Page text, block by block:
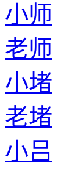
小师
老师
小堵
老堵
小吕